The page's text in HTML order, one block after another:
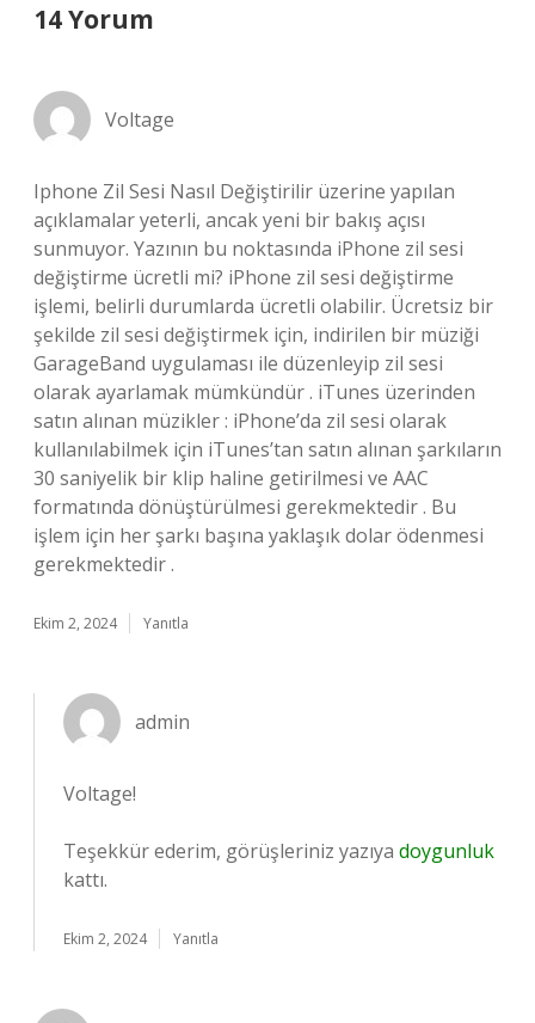
14 Yorum
Voltage
Iphone Zil Sesi Nasıl Değiştirilir üzerine yapılan
açıklamalar yeterli, ancak yeni bir bakış açısı
sunmuyor. Yazının bu noktasında iPhone zil sesi
değiştirme ücretli mi? iPhone zil sesi değiştirme
işlemi, belirli durumlarda ücretli olabilir. Ücretsiz bir
şekilde zil sesi değiştirmek için, indirilen bir müziği
GarageBand uygulaması ile düzenleyip zil sesi
olarak ayarlamak mümkündür . iTunes üzerinden
satın alınan müzikler : iPhone’da zil sesi olarak
kullanılabilmek için iTunes’tan satın alınan şarkıların
30 saniyelik bir klip haline getirilmesi ve AAC
formatında dönüştürülmesi gerekmektedir . Bu
işlem için her şarkı başına yaklaşık dolar ödenmesi
gerekmektedir .
Ekim 2, 2024 Yanıtla
admin
Voltage!
Teşekkür ederim, görüşleriniz yazıya doygunluk
kattı.
Ekim 2, 2024 Yanıtla